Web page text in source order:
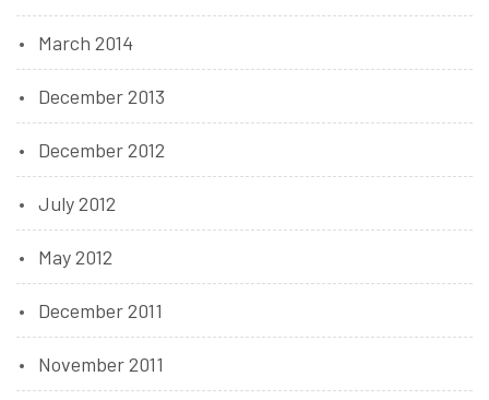
March 2014
December 2013
December 2012
July 2012
May 2012
December 2011
November 2011